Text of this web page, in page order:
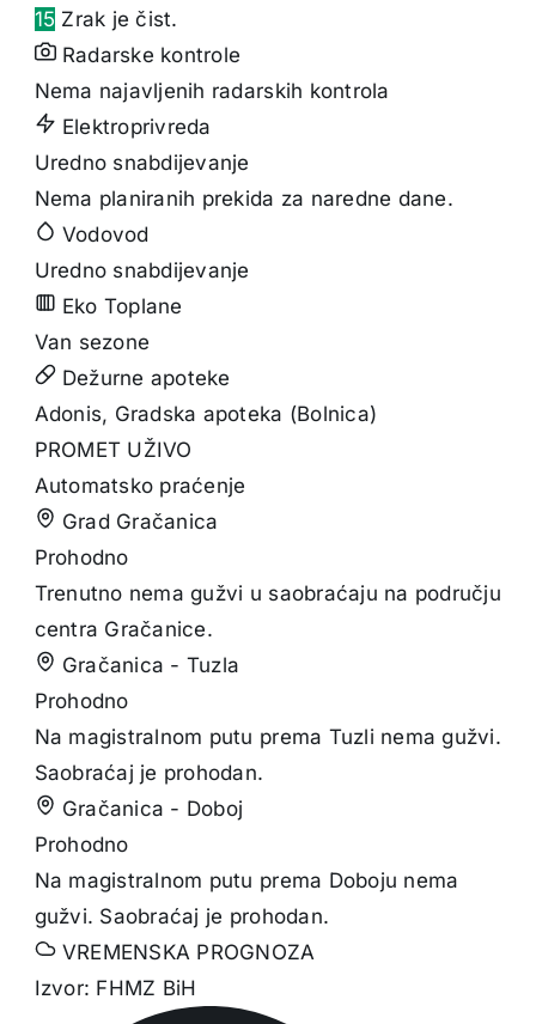
15 Zrak je čist.
Radarske kontrole
Nema najavljenih radarskih kontrola
Elektroprivreda
Uredno snabdijevanje
Nema planiranih prekida za naredne dane.
Vodovod
Uredno snabdijevanje
Eko Toplane
Van sezone
Dežurne apoteke
Adonis, Gradska apoteka (Bolnica)
VREMENSKA PROGNOZA
Izvor: FHMZ BiH
PROMET UŽIVO
Automatsko praćenje
Grad Gračanica
Prohodno
Trenutno nema gužvi u saobraćaju na području
centra Gračanice.
Gračanica - Tuzla
Prohodno
Na magistralnom putu prema Tuzli nema gužvi.
Saobraćaj je prohodan.
Gračanica - Doboj
Prohodno
Na magistralnom putu prema Doboju nema
gužvi. Saobraćaj je prohodan.